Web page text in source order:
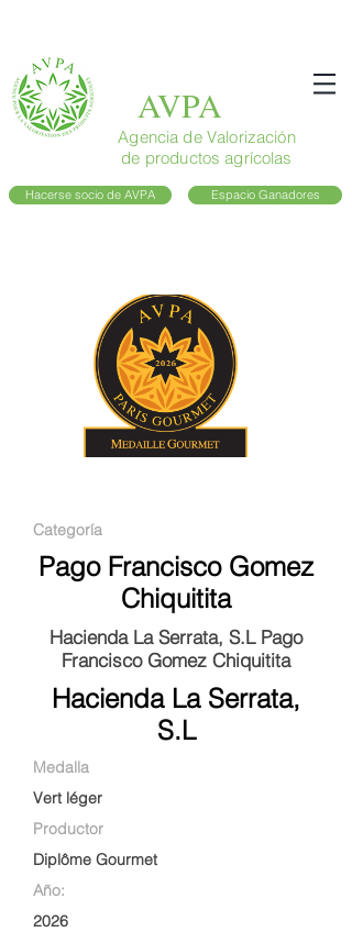
AVPA
Agencia de Valorización
de productos agrícolas
Hacerse socio de AVPA Espacio Ganadores
Categoría
Pago Francisco Gomez
Chiquitita
Hacienda La Serrata, S.L Pago
Francisco Gomez Chiquitita
Hacienda La Serrata,
S.L
Medalla
Vert léger
Productor
Diplôme Gourmet
Año:
2026